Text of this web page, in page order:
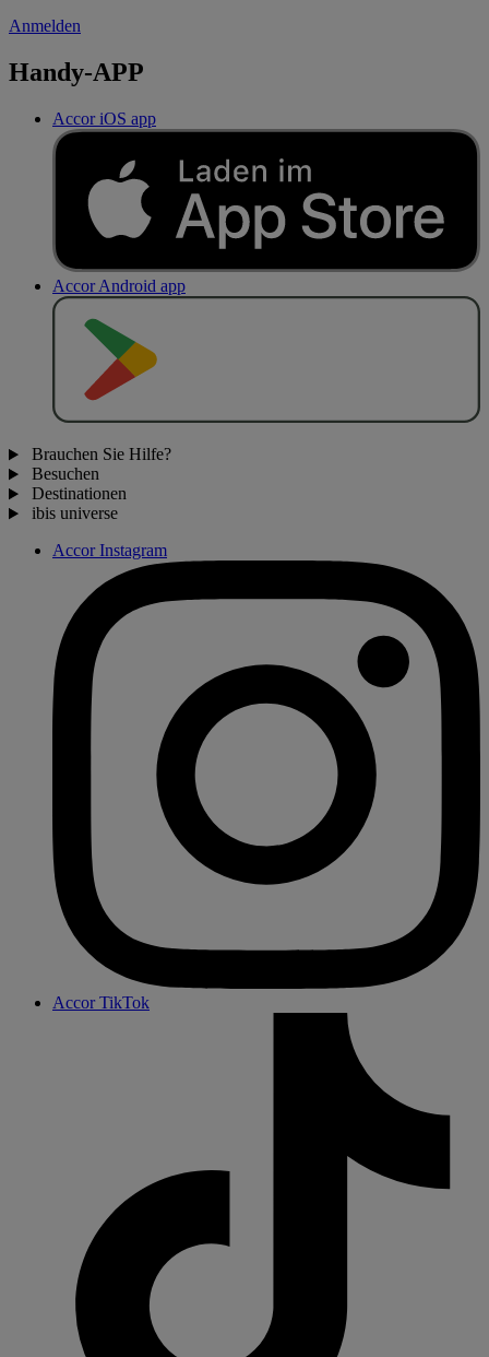
Anmelden
Handy-APP
Accor iOS app
Accor Android app
Brauchen Sie Hilfe?
Besuchen
Destinationen
ibis universe
Accor Instagram
Accor TikTok